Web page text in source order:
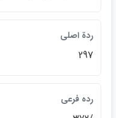
ردة اصلي
297
رده فرعي